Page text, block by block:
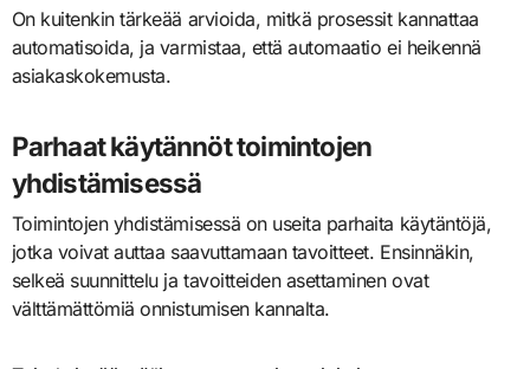
On kuitenkin tärkeää arvioida, mitkä prosessit kannattaa
automatisoida, ja varmistaa, että automaatio ei heikennä
asiakaskokemusta.
Parhaat käytännöt toimintojen
yhdistämisessä
Toimintojen yhdistämisessä on useita parhaita käytäntöjä,
jotka voivat auttaa saavuttamaan tavoitteet. Ensinnäkin,
selkeä suunnittelu ja tavoitteiden asettaminen ovat
välttämättömiä onnistumisen kannalta.